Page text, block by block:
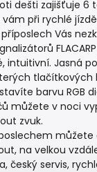
dešti zajišťuje 6
vám při rychlé
Vás
intuitivní. Jasná
tlačítkových
barvu RGB
můžete v noci
zvuk.
můžete
na velkou
český servis,